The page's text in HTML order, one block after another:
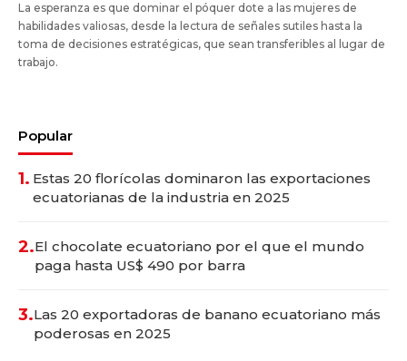
La esperanza es que dominar el póquer dote a las mujeres de
habilidades valiosas, desde la lectura de señales sutiles hasta la
toma de decisiones estratégicas, que sean transferibles al lugar de
trabajo.
Popular
1. Estas 20 florícolas dominaron las exportaciones
ecuatorianas de la industria en 2025
2.El chocolate ecuatoriano por el que el mundo
paga hasta US$ 490 por barra
3.Las 20 exportadoras de banano ecuatoriano más
poderosas en 2025